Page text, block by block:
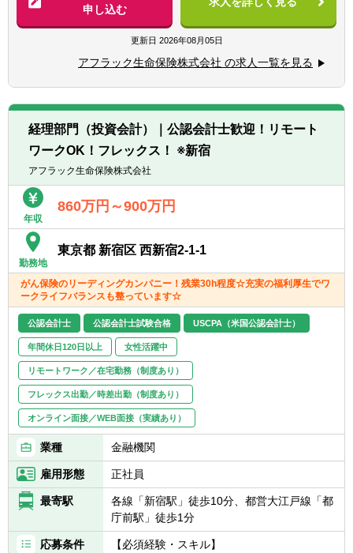
今後同社が目指す目標である、2029年3月期
における売上高2.5兆円、営業利益2,500億円
の達成にむけ、「オーガニック（自律）成
ります。
【積極的な海外進出】
同社は世界シェアNo.1の製品を多数有する国
内屈指のグローバルメーカーです。世界27ヶ
国で93製造拠点を展開。グループ全体の生産
高に占める海外比率は約9割となります。
【働く環境／新オフィスの紹介】
汐留エリアには27階建ての自社ビルとして
まで以上に新たな技術の創出が叶う環境を整
備いたしました。
社員同士のコミュニケーションが活発に生ま
れるよう、オフィスのレイアウトには工夫を
こらしています。
フリーアドレスの導入や、吹き抜けやメゾネ
ットタイプの内階段を活用したコミュニケー
ションスペースを多数設置するなど、社員お
よび技術のシナジーが活発化する仕組みを随
所に施しています。
そのほか、健康を意識した日替わりメニュー
が揃う食堂、浜離宮と東京湾を一望できるカ
フェテリアスペースもオープンいたしまし
た。
■口頭、書面による優れたプレゼンテーショ
ン能力や対人コミュニケーション能力を有す
ること
■Microsoft Officeの業務ソフトウェアに精通
【歓迎経験・スキル】
■公認会計士（JICPA）、米国公認会計士
（CPA）又は税理士の資格、あるいは同等の
資格
■英語でのコミュニケーション能力があるこ
■SAP等のERPシステムに精通していること
■会計システム導入プロジェクト・新会計基
準適用プロジェクト等をリードした経験があ
ること
■英語圏での駐在・業務経験があること
【求める人物像】
■非喫煙者もしくは入社時点で喫煙されな
い・禁煙する意志がある方
※同社は「『生きる』を創るリーディングカ
ンパニー」として、そして何よりも社員の健
康維持・増進のために、「2028年までに社員
の喫煙率を０％にする」ことを目指して、禁
煙を促進する取り組みを強化しています。上
記背景より入社時点で非喫煙者であることを
募集要項に記載しています。
【具体的には】
■日米両報の会計基準に基づく決算業務、決
算報告業務
■会計処理方針案の検討・策定
■会社法及び保険業法に基づく監督官庁なら
びに生保協会への提出資料作成
■外部及び内部監査対応
■金融庁検査・内部統制対応
■財務報告に関する日米の関係部門との調
整・統合を主導又は補佐
■決算の業務プロセス改善等の各種社内プロ
ジェクトの主導・補佐 など
算業務、決算報告業務を経験できます
■業務プロセスの改善等の各種社内プロジェ
クトに参画することができます
■US親会社とコミュニケーションを取って業
務を行うため、グローバルな業務に関与いた
だけます
【部の雰囲気】
■フレックスタイム制度やハイブリッドワー
クを活用しており、柔軟な勤務が可能です。
■年次や性別に関係なく多様な人財が活躍し
ています。
【組織情報】
■経理部 決算課
（当課 計13名 ※課長・スペシャリスト・
課長代理6名・主任4名・副主任1名）
申し込む
更新日 2026年08月05日
アフラック生命保険株式会社 の求人一覧を見る
経理部門（投資会計）｜公認会計士歓迎！リモート
ワークOK！フレックス！ ※新宿
アフラック生命保険株式会社
年収
860万円～900万円
勤務地
東京都 新宿区 西新宿2-1-1
がん保険のリーディングカンパニー！残業30h程度☆充実の福利厚生でワ
ークライフバランスも整っています☆
公認会計士 公認会計士試験合格 USCPA（米国公認会計士）
年間休日120日以上 女性活躍中
リモートワーク／在宅勤務（制度あり）
フレックス出勤／時差出勤（制度あり）
オンライン面接／WEB面接（実績あり）
業種 金融機関
雇用形態 正社員
最寄駅
各線「新宿駅」徒歩10分、都営大江戸線「都
庁前駅」徒歩1分
応募条件
【必須経験・スキル】